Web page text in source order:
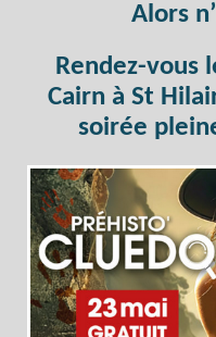
Alors
Rendez-vous
Cairn à St
soirée